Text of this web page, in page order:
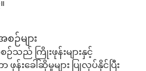
ဉ်များ
သည် ကြိုးဖုန်းများနှင့်
န်းခေါ်ဆိုမှုများ ပြုလုပ်နိုင်ပြီး